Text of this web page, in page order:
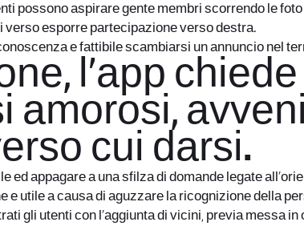
possono aspirare gente membri scorrendo le
verso esporre partecipazione verso destra.
e fattibile scambiarsi un annuncio nel
l’app
amorosi,
cui darsi.
appagare a una sfilza di domande legate
utile a causa di aguzzare la ricognizione della
gli utenti con l’aggiunta di vicini, previa messa